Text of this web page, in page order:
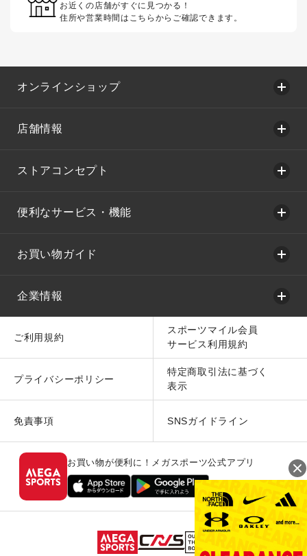
お近くの店舗がすぐに見つかる！
住所や営業時間はこちらからご確認できます。
オンラインショップ
店舗情報
ストアコンセプト
便利なサービス・機能
お買い物ガイド
企業情報
ご利用規約
スポーツマイル会員
サービス利用規約
プライバシーポリシー
特定商取引法に基づく
表示
免責事項 SNSガイドライン
お買い物が便利に！メガスポーツ公式アプリ